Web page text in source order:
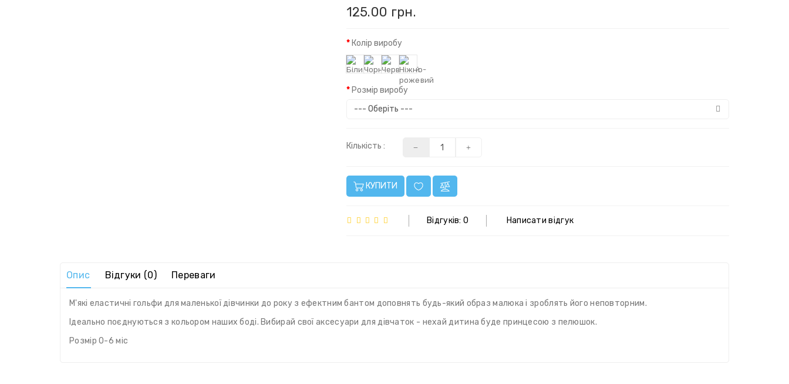
125.00 грн.
Колір виробу
Розмір виробу
Кількість :
КУПИТИ
Відгуків: 0 Написати відгук
Опис Відгуки (0) Переваги
М'які еластичні гольфи для маленької дівчинки до року з ефектним бантом доповнять будь-який образ малюка і зроблять його неповторним.
Ідеально поєднуються з кольором наших боді. Вибирай свої аксесуари для дівчаток - нехай дитина буде принцесою з пелюшок.
Розмір 0-6 міс